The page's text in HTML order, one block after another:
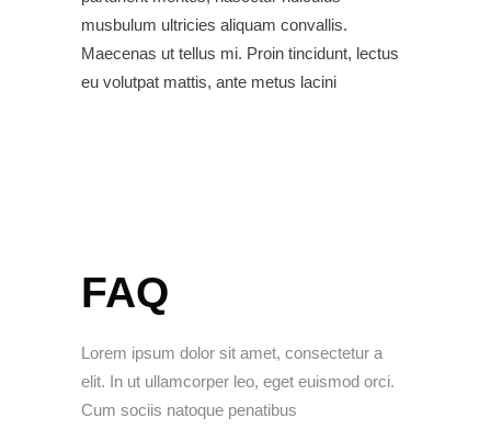
musbulum ultricies aliquam convallis.
Maecenas ut tellus mi. Proin tincidunt, lectus
eu volutpat mattis, ante metus lacini
FAQ
Lorem ipsum dolor sit amet, consectetur a
elit. In ut ullamcorper leo, eget euismod orci.
Cum sociis natoque penatibus